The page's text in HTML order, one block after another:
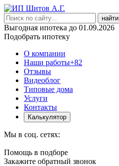
найти
Выгодная ипотека до 01.09.2026
Подобрать ипотеку
О компании
Наши работы+82
Отзывы
Видеоблог
Типовые дома
Услуги
Контакты
Калькулятор
Мы в соц. сетях:
Помощь в подборе
Закажите обратный звонок